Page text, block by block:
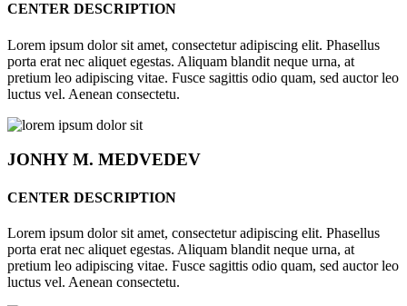
CENTER DESCRIPTION
Lorem ipsum dolor sit amet, consectetur adipiscing elit. Phasellus
porta erat nec aliquet egestas. Aliquam blandit neque urna, at
pretium leo adipiscing vitae. Fusce sagittis odio quam, sed auctor leo
luctus vel. Aenean consectetu.
JONHYM. MEDVEDEV
CENTER DESCRIPTION
Lorem ipsum dolor sit amet, consectetur adipiscing elit. Phasellus
porta erat nec aliquet egestas. Aliquam blandit neque urna, at
pretium leo adipiscing vitae. Fusce sagittis odio quam, sed auctor leo
luctus vel. Aenean consectetu.